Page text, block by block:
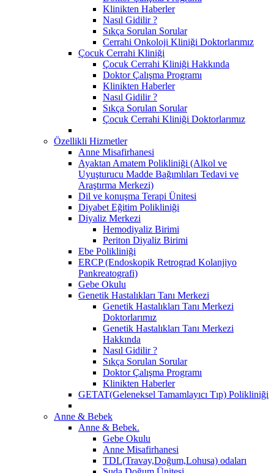
Klinikten Haberler
Nasıl Gidilir ?
Sıkça Sorulan Sorular
Cerrahi Onkoloji Kliniği Doktorlarımız
Çocuk Cerrahi Kliniği
Çocuk Cerrahi Kliniği Hakkında
Doktor Çalışma Programı
Klinikten Haberler
Nasıl Gidilir ?
Sıkça Sorulan Sorular
Çocuk Cerrahi Kliniği Doktorlarımız
Özellikli Hizmetler
Anne Misafirhanesi
Ayaktan Amatem Polikliniği (Alkol ve
Uyuşturucu Madde Bağımlıları Tedavi ve
Araştırma Merkezi)
Dil ve konuşma Terapi Ünitesi
Diyabet Eğitim Polikliniği
Diyaliz Merkezi
Hemodiyaliz Birimi
Periton Diyaliz Birimi
Ebe Polikliniği
ERCP (Endoskopik Retrograd Kolanjiyo
Pankreatografi)
Gebe Okulu
Genetik Hastalıkları Tanı Merkezi
Genetik Hastalıkları Tanı Merkezi
Doktorlarımız
Genetik Hastalıkları Tanı Merkezi
Hakkında
Nasıl Gidilir ?
Sıkça Sorulan Sorular
Doktor Çalışma Programı
Klinikten Haberler
GETAT(Geleneksel Tamamlayıcı Tıp) Polikliniği
Anne & Bebek
Anne & Bebek.
Gebe Okulu
Anne Misafirhanesi
TDL(Travay,Doğum,Lohusa) odaları